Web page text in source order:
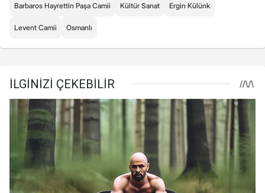
Barbaros Hayrettin Paşa Camii Kültür Sanat Ergin Külünk
Levent Camii Osmanlı